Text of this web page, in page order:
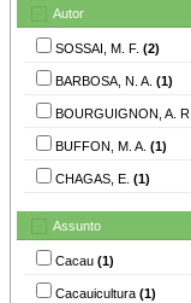
Autor
SOSSAI, M. F. (2)
BARBOSA, N. A. (1)
BOURGUIGNON, A. R.
BUFFON, M. A. (1)
CHAGAS, E. (1)
Assunto
Cacau (1)
Cacauicultura (1)